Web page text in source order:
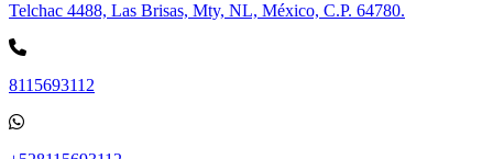
Telchac 4488, Las Brisas, Mty, NL, México, C.P. 64780.
8115693112